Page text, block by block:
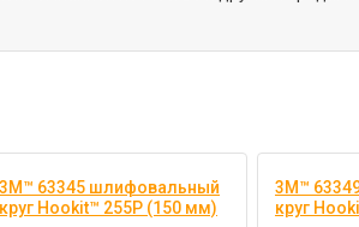
3M™ 63345 шлифовальный
круг Hookit™ 255P (150 мм)
3M™
круг